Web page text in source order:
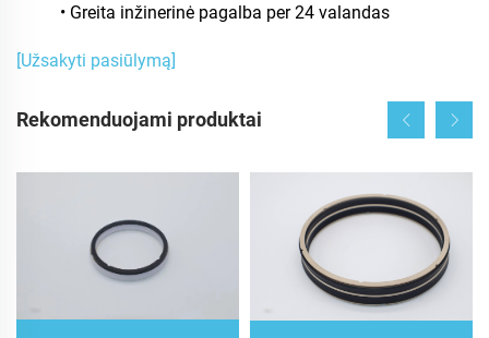
• Greita inžinerinė pagalba per 24 valandas
[Užsakyti pasiūlymą]
Rekomenduojami produktai